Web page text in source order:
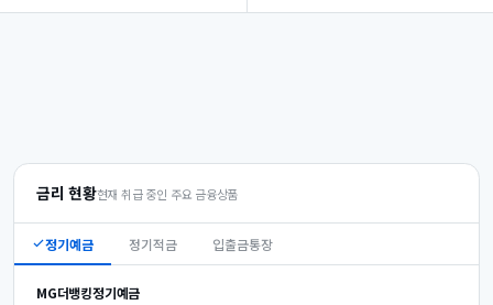
금리 현황현재 취급 중인 주요 금융상품
정기예금 정기적금 입출금통장
MG더뱅킹정기예금